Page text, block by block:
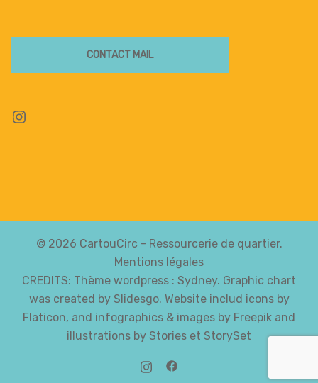
CONTACT MAIL
Instagram
© 2026 CartouCirc - Ressourcerie de quartier.
Mentions légales
CREDITS: Thème wordpress : Sydney. Graphic chart
was created by Slidesgo. Website includ icons by
Flaticon, and infographics & images by Freepik and
illustrations by Stories et StorySet